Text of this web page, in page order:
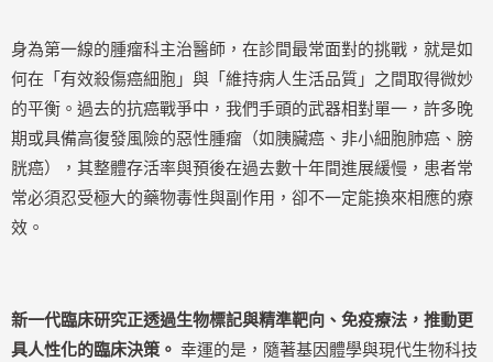
身為第一線的腫瘤科主治醫師，在診間最常面對的挑戰，就是如
何在「有效殺傷癌細胞」與「維持病人生活品質」之間取得微妙
的平衡。過去的抗癌戰爭中，我們手頭的武器相對單一，許多晚
期或具備高復發風險的惡性腫瘤（如胰臟癌、非小細胞肺癌、膀
胱癌），其整體存活率與預後在過去數十年間進展緩慢，患者常
常必須忍受極大的藥物毒性與副作用，卻不一定能換來相應的療
效。
新一代臨床研究正透過生物標記與精準靶向、免疫療法，推動更
具人性化的臨床決策。 幸運的是，隨著基因體學與現代生物科技